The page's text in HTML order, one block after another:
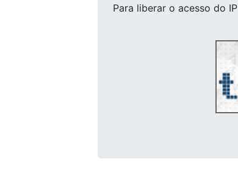
Para liberar o acesso do IP